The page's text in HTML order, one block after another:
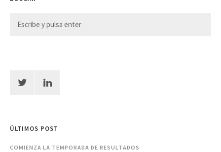
ÚLTIMOS POST
COMIENZA LA TEMPORADA DE RESULTADOS